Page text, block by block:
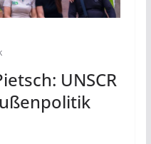
UNSCR